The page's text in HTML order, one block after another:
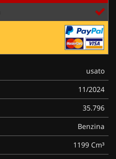
usato
11/2024
35.796
Benzina
1199 Cm³